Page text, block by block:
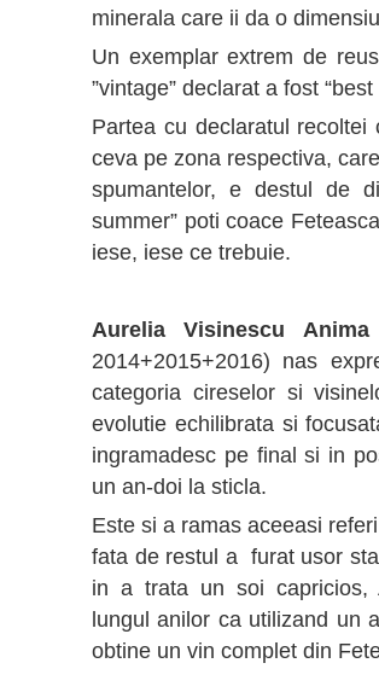
minerala care ii da o
Un exemplar extrem de
”vintage” declarat a fost “best
Partea cu declaratul
ceva pe zona respectiva,
spumantelor, e destul de
summer” poti coace
iese, iese ce trebuie.
Aurelia Visinescu
2014+2015+2016) nas
categoria cireselor si
evolutie echilibrata si
ingramadesc pe final si in
un an-doi la sticla.
Este si a ramas aceeasi
fata de restul a furat usor
in a trata un soi capricios,
lungul anilor ca utilizand un
obtine un vin complet din